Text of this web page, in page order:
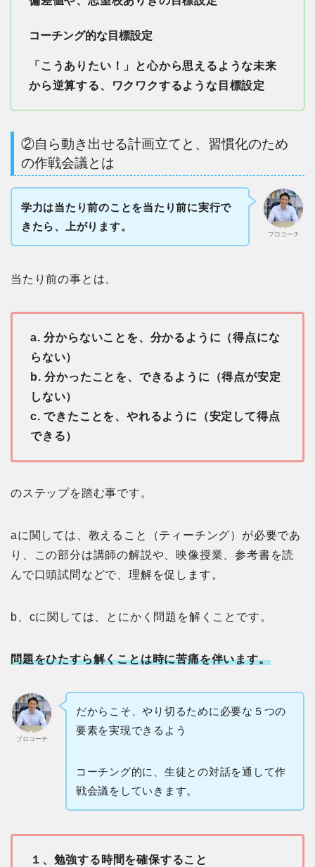
コーチング的な目標設定
「こうありたい！」と心から思えるような未来
から逆算する、ワクワクするような目標設定
②自ら動き出せる計画立てと、習慣化のため
の作戦会議とは
プロコーチ
学力は当たり前のことを当たり前に実行で
きたら、上がります。
当たり前の事とは、
a. 分からないことを、分かるように（得点にな
らない）
b. 分かったことを、できるように（得点が安定
しない）
c. できたことを、やれるように（安定して得点
できる）
のステップを踏む事です。
aに関しては、教えること（ティーチング）が必要であ
り、この部分は講師の解説や、映像授業、参考書を読
んで口頭試問などで、理解を促します。
b、cに関しては、とにかく問題を解くことです。
問題をひたすら解くことは時に苦痛を伴います。
プロコーチ
だからこそ、やり切るために必要な５つの
要素を実現できるよう
コーチング的に、生徒との対話を通して作
戦会議をしていきます。
１、勉強する時間を確保すること